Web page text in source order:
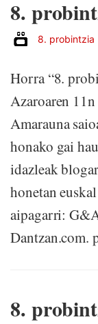
8.
8. probintzia
Horra “8.
Azaroaren
Amarauna
honako gai
idazleak
honetan
aipagarri:
Dantzan.com.
8.